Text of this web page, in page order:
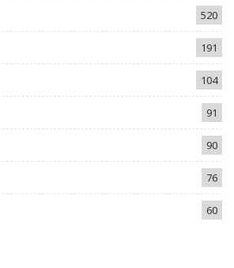
520
191
104
91
90
76
60